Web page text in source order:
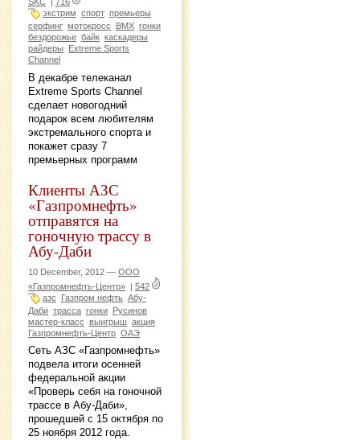
SKC
716
экстрим спорт премьеры
серфинг мотокросс BMX гонки
бездорожье байк каскадеры
райдеры
Extreme Sports
Channel
В декабре телеканал
Extreme Sports Channel
сделает новогодний
подарок всем любителям
экстремального спорта и
покажет сразу 7
премьерных программ
Клиенты АЗС
«Газпромнефть»
отправятся на
гоночную трассу в
Абу-Даби
10 December, 2012 — ООО
«Газпромнефть-Центр» | 542
азс
Газпром нефть Абу-
Даби трасса гонки Русинов
мастер-класс выигрыш акция
Газпромнефть-Центр ОАЭ
Сеть АЗС «Газпромнефть»
подвела итоги осенней
федеральной акции
«Проверь себя на гоночной
трассе в Абу-Даби»,
прошедшей с 15 октября по
25 ноября 2012 года.